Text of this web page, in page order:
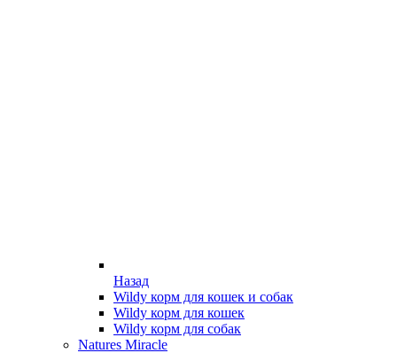
Назад
Wildy корм для кошек и собак
Wildy корм для кошек
Wildy корм для собак
Natures Miracle